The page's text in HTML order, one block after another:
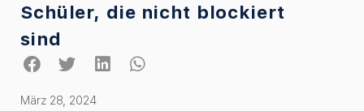
Schüler, die nicht blockiert
sind
März 28, 2024